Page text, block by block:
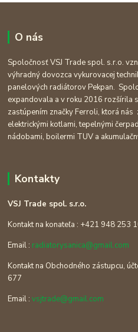
O nás
Spoločnosť VSJ Trade spol. s.r.o.
výhradný dovozca vykurovacej
panelových radiátorov Pekpan.
expandovala a v roku 2016 rozšírila
zastúpením značky Ferroli, ktorá
elektrickými kotlami, tepelnými
nádobami, boilermi TUV a
Kontakty
VSJ Trade spol. s.r.o.
Kontakt na konateľa : +421 948 253
Email : radiatorysanica@gmail.com
Kontakt na Obchodného zástupcu,
677
Email :vsjtrade@gmail.com